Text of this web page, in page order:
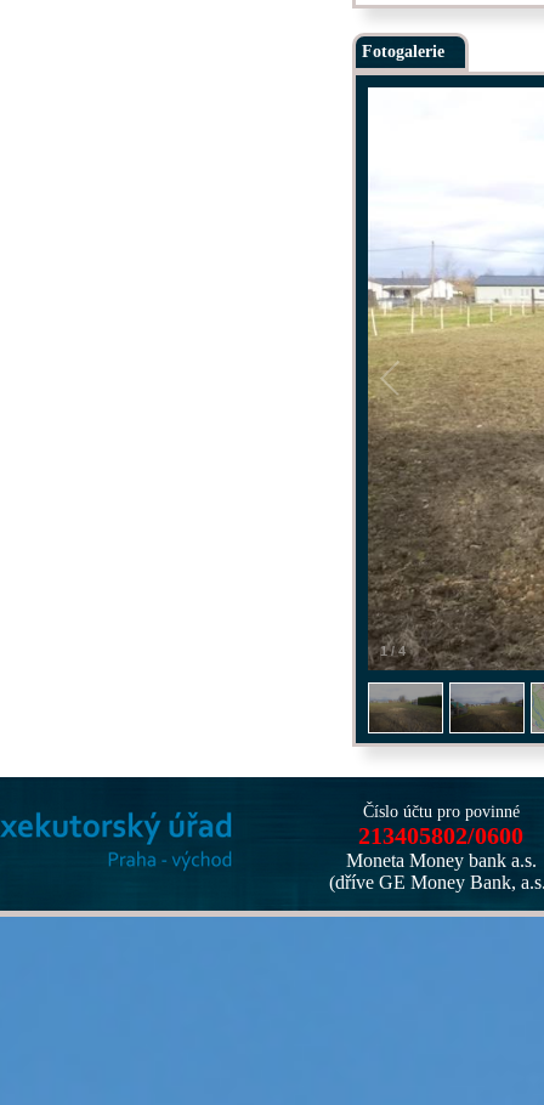
Fotogalerie
1/4
Číslo účtu pro povinné
213405802/0600
Moneta Money bank a.s.
(dříve GE Money Bank,